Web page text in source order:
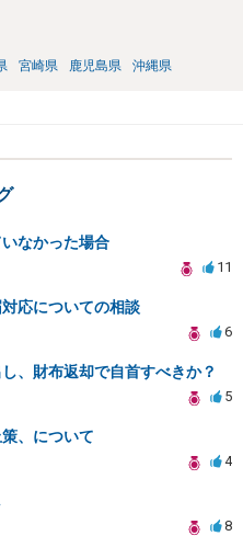
宮崎県 鹿児島県 沖縄県
なかった場合
11
応についての相談
6
、財布返却で自首すべきか？
5
、について
4
8